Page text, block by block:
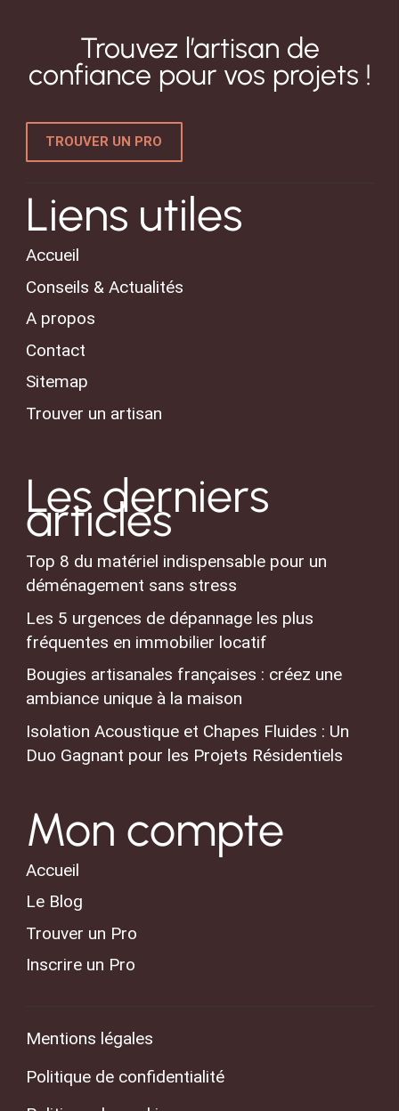
Trouvez l’artisan de
confiance pour vos projets !
TROUVER UN PRO
Liens utiles
Accueil
Conseils & Actualités
A propos
Contact
Sitemap
Trouver un artisan
Les derniers
articles
Top 8 du matériel indispensable pour un
déménagement sans stress
Les 5 urgences de dépannage les plus
fréquentes en immobilier locatif
Bougies artisanales françaises : créez une
ambiance unique à la maison
Isolation Acoustique et Chapes Fluides : Un
Duo Gagnant pour les Projets Résidentiels
Mon compte
Accueil
Le Blog
Trouver un Pro
Inscrire un Pro
Mentions légales
Politique de confidentialité